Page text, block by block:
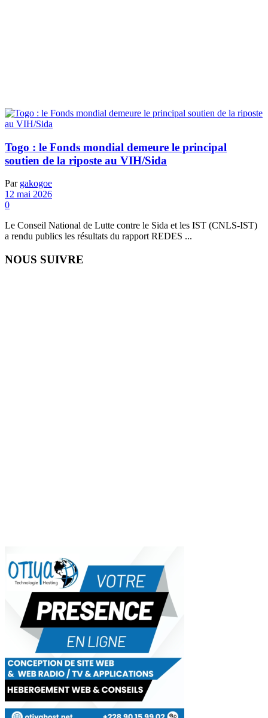
Togo : le Fonds mondial demeure le principal
soutien de la riposte au VIH/Sida
Par gakogoe
12 mai 2026
0
Le Conseil National de Lutte contre le Sida et les IST (CNLS-IST)
a rendu publics les résultats du rapport REDES ...
NOUS SUIVRE